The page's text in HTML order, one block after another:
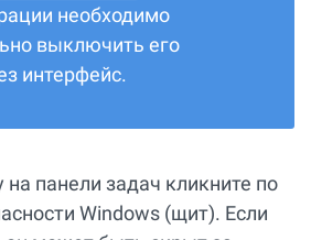
необходимо
выключить его
интерфейс.
на панели задач кликните по
Windows (щит). Если